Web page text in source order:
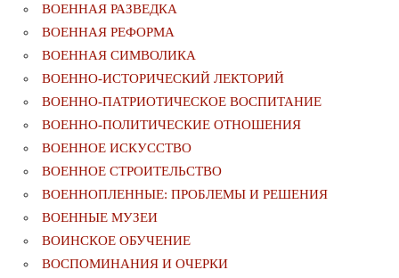
ВОЕННАЯ РАЗВЕДКА
ВОЕННАЯ РЕФОРМА
ВОЕННАЯ СИМВОЛИКА
ВОЕННО-ИСТОРИЧЕСКИЙ ЛЕКТОРИЙ
ВОЕННО-ПАТРИОТИЧЕСКОЕ ВОСПИТАНИЕ
ВОЕННО-ПОЛИТИЧЕСКИE ОТНОШЕНИЯ
ВОЕННОЕ ИСКУССТВО
ВОЕННОЕ СТРОИТЕЛЬСТВО
ВОЕННОПЛЕННЫЕ: ПРОБЛЕМЫ И РЕШЕНИЯ
ВОЕННЫЕ МУЗЕИ
ВОИНСКОЕ ОБУЧЕНИЕ
ВОСПОМИНАНИЯ И ОЧЕРКИ